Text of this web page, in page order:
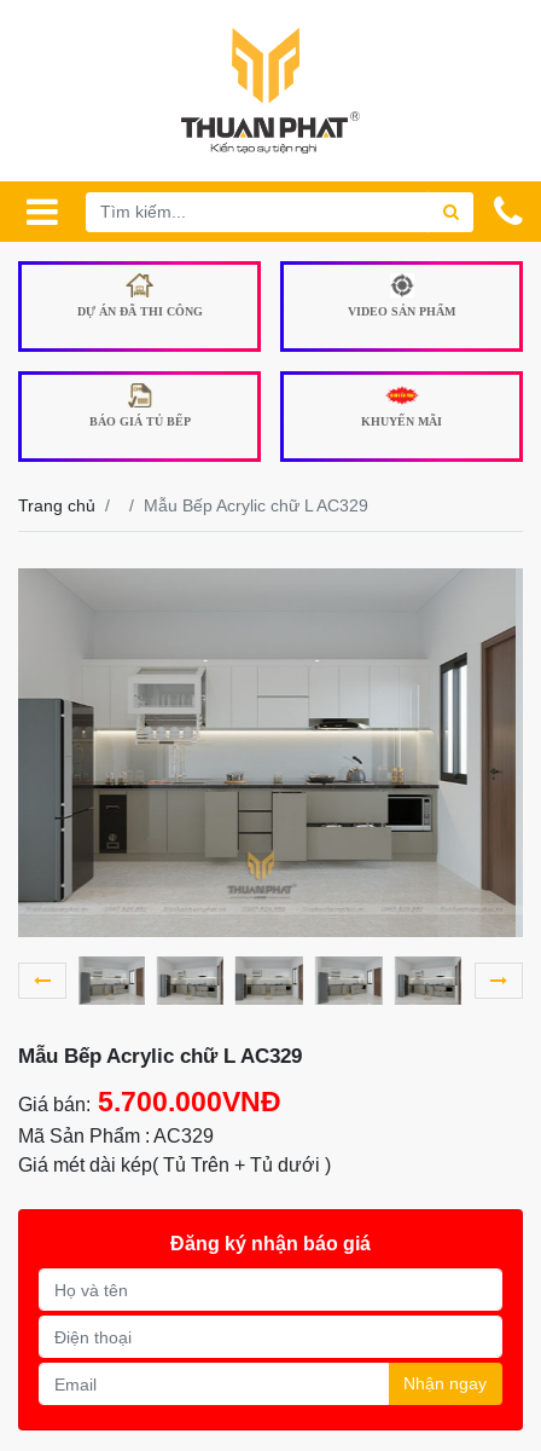
DỰ ÁN ĐÃ THI CÔNG VIDEO SẢN PHẨM
BÁO GIÁ TỦ BẾP KHUYẾN MÃI
Trang chủ Mẫu Bếp Acrylic chữ L AC329
Mẫu Bếp Acrylic chữ L AC329
Giá bán: 5.700.000VNĐ
Mã Sản Phẩm : AC329
Giá mét dài kép( Tủ Trên + Tủ dưới )
Đăng ký nhận báo giá
Nhận ngay